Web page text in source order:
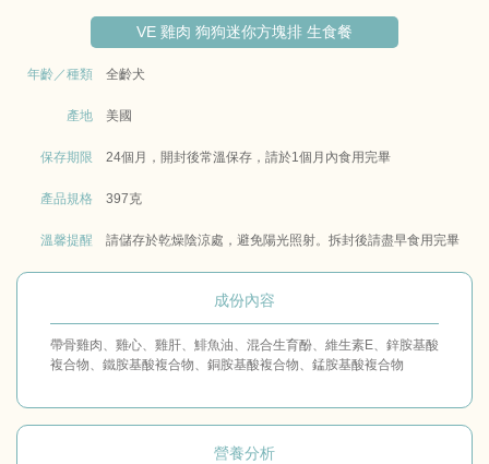
VE 雞肉 狗狗迷你方塊排 生食餐
年齡／種類 全齡犬
產地 美國
保存期限 24個月，開封後常溫保存，請於1個月內食用完畢
產品規格 397克
溫馨提醒 請儲存於乾燥陰涼處，避免陽光照射。拆封後請盡早食用完畢
成份內容
帶骨雞肉、雞心、雞肝、鯡魚油、混合生育酚、維生素E、鋅胺基酸
複合物、鐵胺基酸複合物、銅胺基酸複合物、錳胺基酸複合物
營養分析